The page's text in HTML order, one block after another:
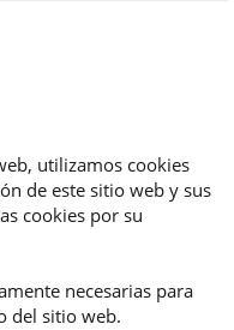
utilizamos cookies
de este sitio web y sus
cookies por su
necesarias para
del sitio web.